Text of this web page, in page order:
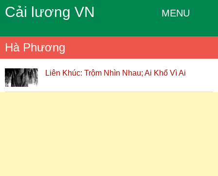
Cải lương VN MENU
Hà Phương
Liên Khúc: Trộm Nhìn Nhau; Ai Khổ Vì Ai